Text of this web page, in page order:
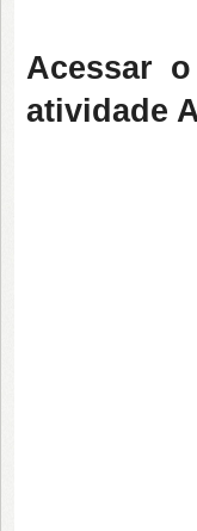
Acessar
atividade